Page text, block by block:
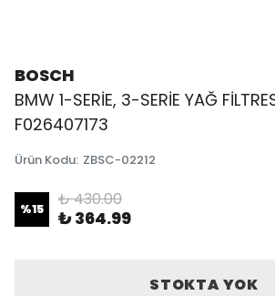
BOSCH
BMW 1-SERİE, 3-SERİE YAĞ
F026407173
Ürün Kodu: ZBSC-02212
%15 ₺ 430.00
₺ 364.99
STOKTA YOK